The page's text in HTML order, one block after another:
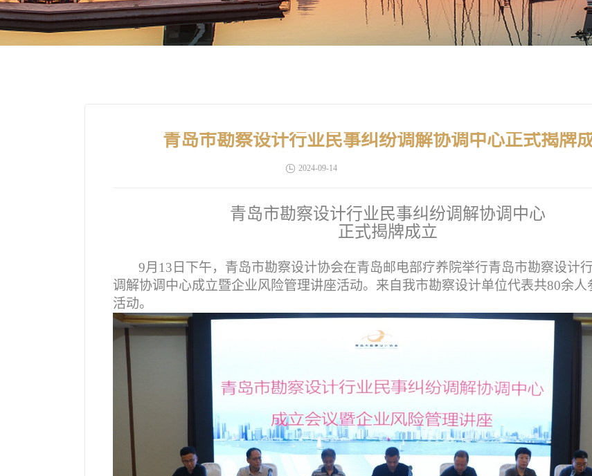
青岛市勘察设计行业民事纠纷调解协调中心正式揭牌
2024-09-14
青岛市勘察设计行业民事纠纷调解协调中心
正式揭牌成立
9月13日下午，青岛市勘察设计协会在青岛邮电部疗养院举行青岛市勘察设计
调解协调中心成立暨企业风险管理讲座活动。来自我市勘察设计单位代表共80余人
活动。